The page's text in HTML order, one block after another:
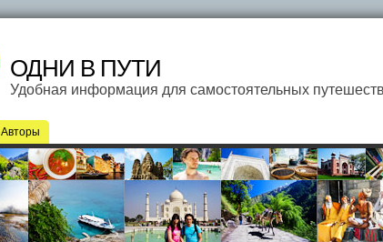
ОДНИ В ПУТИ
Удобная информация для самостоятельных
Авторы